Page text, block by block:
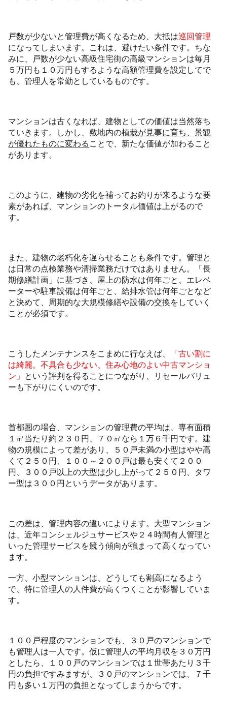
戸数が少ないと管理費が高くなるため、大抵は巡回管理
になってしまいます。これは、避けたい条件です。ちな
みに、戸数が少ない高級住宅街の高級マンションは毎月
５万円も１０万円もするような高額管理費を設定してで
も、管理人を常勤としているものです。
マンションは古くなれば、建物としての価値は当然落ち
ていきます。しかし、敷地内の植栽が見事に育ち、景観
が優れたものに変わる ことで、新たな価値が加わること
があります。
このように、建物の劣化を補ってお釣りが来るような要
素があれば、マンションのトータル価値は上がるので
す。
また、建物の老朽化を遅らせることも条件です。管理と
は日常の点検業務や清掃業務だけではありません。「長
期修繕計画」に基づき、屋上の防水は何年ごと、エレベ
ーターや駐車設備は何年ごと、給排水管は何年ごとなど
と決めて、周期的な大規模修繕や設備の交換をしていく
ことが必須です。
こうしたメンテナンスをこまめに行なえば、
「古い割に
は綺麗。不具合も少ない、住み心地のよい中古マンショ
ン」 という評判を得ることにつながり、リセールバリュ
ーも下がりにくいのです。
首都圏の場合、マンションの管理費の平均は、専有面積
１㎡当たり約２３０円、７０㎡なら１万６千円です。建
物の規模によって差があり、５０戸未満の小型はやや高
くて２５０円、１００～２００戸は最も安くて２００
円、３００戸以上の大型は少し上がって２５０円、タワ
ー型は３００円というデータがあります。
この差は、管理内容の違いによります。大型マンション
は、近年コンシェルジュサービスや２４時間有人管理と
いった管理サービスを競う傾向が強まって高くなってい
ます。
一方、小型マンションは、どうしても割高になるよう
で、特に管理人の人件費が高くつくことが影響していま
す。
１００戸程度のマンションでも、３０戸のマンションで
も管理人は一人です。仮に管理人の平均月収を３０万円
としたら、１００戸のマンションでは１世帯あたり３千
円の負担ですみますが、３０戸のマンションでは、７千
円も多い１万円の負担となってしまうからです。